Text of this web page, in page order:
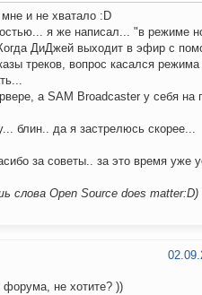
и не хватало :D
я же написал... "в режиме
ДиДжей выходит в эфир с
треков, вопрос касался режима
а SAM Broadcaster у себя на
блин.. да я застрелюсь скорее...
за советы.. за это время уже
слова Open Source does matter:D)
не хотите? ))